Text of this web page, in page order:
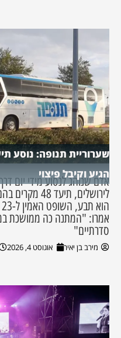
הגיע וקיבל פיצוי
אדם שנוהג לנסוע מידי יום
לירושלים,
אמרו: "המתנה כה ממושכת
סדרתיים"
מירב בן יאיר אוגוסט 4, 2026